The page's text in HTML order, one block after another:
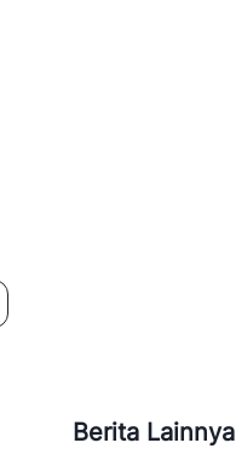
Berita Lainnya